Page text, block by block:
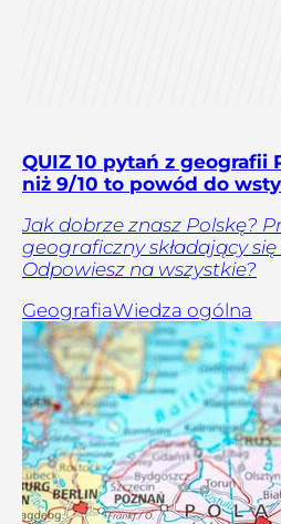
QUIZ 10 pytań z geografii
niż 9/10 to powód do
Jak dobrze znasz Polskę?
geograficzny składający się
Odpowiesz na wszystkie?
GeografiaWiedza ogólna